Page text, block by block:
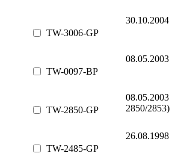
TW-3006-GP
30.10.2004
TW-0097-BP
08.05.2003
TW-2850-GP
08.05.2003
2850/2853)
TW-2485-GP
26.08.1998